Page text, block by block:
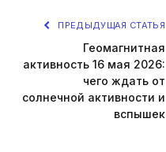
ПРЕДЫДУЩАЯ СТАТЬЯ
Геомагнитная
активность 16 мая 2026:
чего ждать от
солнечной активности и
вспышек